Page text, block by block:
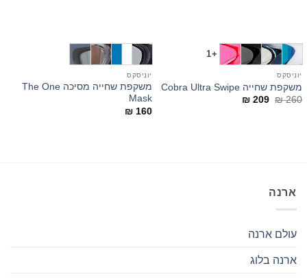
+1
יוניסקס
משקפת שחייה Cobra Ultra Swipe
₪260
המחיר
₪209
יוניסקס
משקפת שחייה מסיכה The One
Mask
₪ 160
ארנה
עולם ארנה
ארנה בלוג